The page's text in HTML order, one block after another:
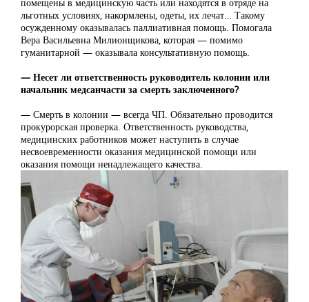
льготных условиях, накормлены, одеты, их лечат… Такому
осужденному оказывалась паллиативная помощь. Помогала
Вера Васильевна Милионщикова, которая — помимо
гуманитарной — оказывала консультативную помощь.
— Несет ли ответственность руководитель колонии или
начальник медсанчасти за смерть заключенного?
— Смерть в колонии — всегда ЧП. Обязательно проводится
прокурорская проверка. Ответственность руководства,
медицинских работников может наступить в случае
несвоевременности оказания медицинской помощи или
оказания помощи ненадлежащего качества.